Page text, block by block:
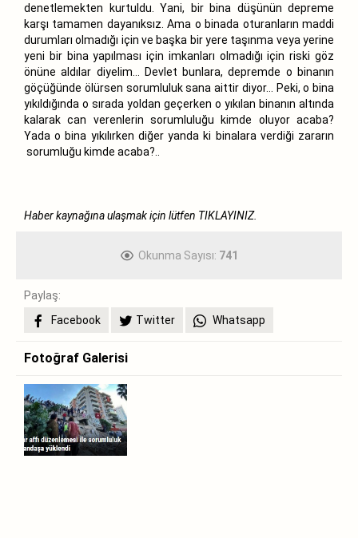
denetlemekten kurtuldu. Yani, bir bina düşünün depreme
karşı tamamen dayanıksız. Ama o binada oturanların maddi
durumları olmadığı için ve başka bir yere taşınma veya yerine
yeni bir bina yapılması için imkanları olmadığı için riski göz
önüne aldılar diyelim… Devlet bunlara, depremde o binanın
göçüğünde ölürsen sorumluluk sana aittir diyor… Peki, o bina
yıkıldığında o sırada yoldan geçerken o yıkılan binanın altında
kalarak can verenlerin sorumluluğu kimde oluyor acaba?
Yada o bina yıkılırken diğer yanda ki binalara verdiği zararın
sorumluğu kimde acaba?..
Haber kaynağına ulaşmak için lütfen TIKLAYINIZ.
Okunma Sayısı: 741
Paylaş:
Facebook
Twitter Whatsapp
Fotoğraf Galerisi